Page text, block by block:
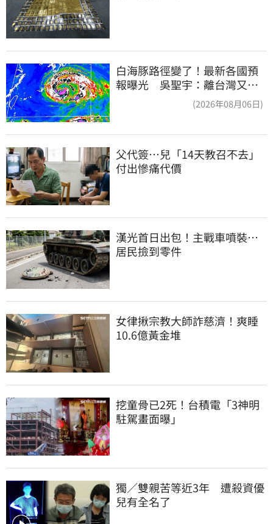
白海豚路徑變了！最新各國預
報曝光 吳聖宇：離台灣又更
(2026年08月06日)
父代簽…兒「14天教召不去」
付出慘痛代價
漢光首日出包！主戰車噴裝…
居民撿到零件
女律揪宗教大師詐慈濟！爽睡
10.6億黃金堆
挖童骨已2死！台積電「3神明
駐駕畫面曝」
獨／雙親苦等近3年　遭殺資優
兒有全名了